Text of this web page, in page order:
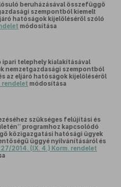
beruházásával összefüggő
szempontból kiemelt
hatóságok kijelöléséről szóló
módosítása
ipari telephely kialakításával
nemzetgazdasági szempontból
az eljáró hatóságok kijelöléséről
rendelet módosítása
szükséges felújítási és
programhoz kapcsolódó
közigazgatási hatósági ügyek
üggyé nyilvánításáról és
2014. (IX. 4.) Korm. rendelet